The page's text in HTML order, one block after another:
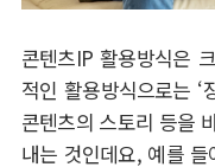
콘텐츠IP 활용방식은
적인 활용방식으로는 ‘
콘텐츠의 스토리 등을
내는 것인데요, 예를